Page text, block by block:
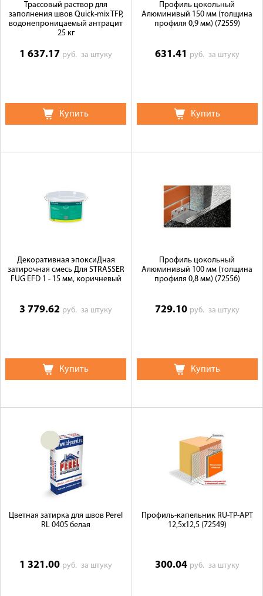
Трассовый раствор для
заполнения швов Quick-mix TFP,
водонепроницаемый антрацит
25 кг
1 637.17 руб.за штуку
Купить
Профиль цокольный
Алюминивый 150 мм (толщина
профиля 0,9 мм) (72559)
631.41 руб. за штуку
Купить
Декоративная эпоксиДная
затирочная смесь Для STRASSER
FUG EFD 1 - 15 мм, коричневый
3 779.62 руб.за штуку
Купить
Профиль цокольный
Алюминивый 100 мм (толщина
профиля 0,8 мм) (72556)
729.10 руб. за штуку
Купить
Цветная затирка для швов Perel
RL 0405 белая
1 321.00 руб.за штуку
Профиль-капельник RU-TP-APT
12,5х12,5 (72549)
300.04 руб. за штуку